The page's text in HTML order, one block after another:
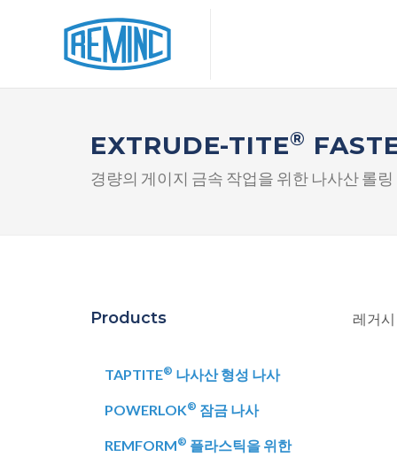
EXTRUDE-TITE®
경량의 게이지 금속 작업을 위한 나사산 롤링
레거
Products
TAPTITE® 나사산 형성 나사
POWERLOK® 잠금 나사
REMFORM® 플라스틱을 위한